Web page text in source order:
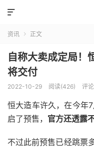

资讯  正文
自称大卖成定局！
将交付
2022-10-29 阅读(426) 评
恒大造车许久，在今年
启了预售， 官方还透露
不过此前预售已经跳票